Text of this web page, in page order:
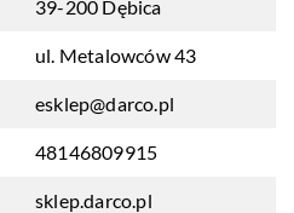
39-200 Dębica
ul. Metalowców 43
esklep@darco.pl
48146809915
sklep.darco.pl